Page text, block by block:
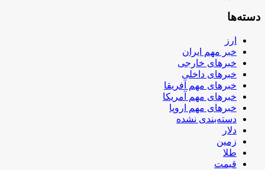
دسته‌ها
ارز
خبر مهم ایران
خبرهای خارجی
خبرهای داخلی
خبرهای مهم آفریقا
خبرهای مهم آمریکا
خبرهای مهم اروپا
دسته‌بندی نشده
دلار
زمین
طلا
قیمت